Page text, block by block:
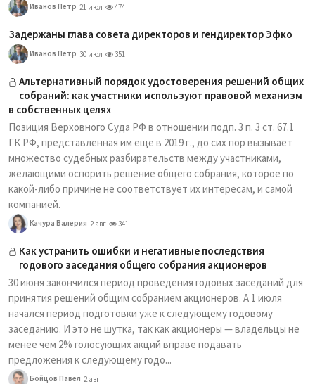
Иванов Петр 21 июл 474
Задержаны глава совета директоров и гендиректор Эфко
Иванов Петр 30 июл 351
Альтернативный порядок удостоверения решений общих
собраний: как участники используют правовой механизм
в собственных целях
Позиция Верховного Суда РФ в отношении подп. 3 п. 3 ст. 67.1
ГК РФ, представленная им еще в 2019 г., до сих пор вызывает
множество судебных разбирательств между участниками,
желающими оспорить решение общего собрания, которое по
какой-либо причине не соответствует их интересам, и самой
компанией.
Качура Валерия 2 авг 341
Как устранить ошибки и негативные последствия
годового заседания общего собрания акционеров
30 июня закончился период проведения годовых заседаний для
принятия решений общим собранием акционеров. А 1 июля
начался период подготовки уже к следующему годовому
заседанию. И это не шутка, так как акционеры — владельцы не
менее чем 2% голосующих акций вправе подавать
предложения к следующему годо...
Бойцов Павел 2 авг